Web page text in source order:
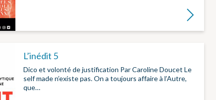
Lire la suite
L’inédit 5
Dico et volonté de justification Par Caroline Doucet Le
self made n’existe pas. On a toujours affaire à l’Autre,
que…